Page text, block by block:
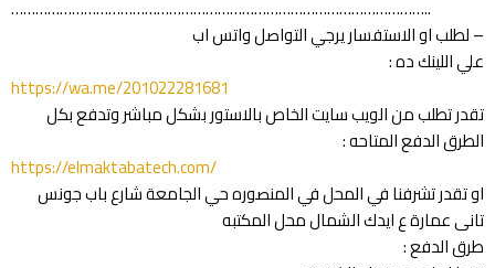
…………………………………………………………………………………………..
– لطلب او الاستفسار يرجي التواصل واتس اب
علي اللينك ده :
https://wa.me/201022281681
تقدر تطلب من الويب سايت الخاص بالاستور بشكل مباشر وتدفع بكل
الطرق الدفع المتاحه :
https://elmaktabatech.com/
او تقدر تشرفنا في المحل في المنصوره حي الجامعة شارع باب جونس
تانى عمارة ع ايدك الشمال محل المكتبه
طرق الدفع :